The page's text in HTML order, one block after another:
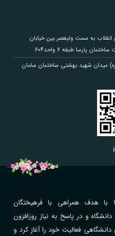
انقلاب به سمت ولیعصر بین خیابان
پارسا طبقه 6 واحد604
میدان شهید بهشتی ساختمان سامان
شبکه مترجمین در سال 1393 با هدف همراهی با فرهیختگان
و در پاسخ به نیاز روزافزون
فعالیت خود را آغاز کرد و